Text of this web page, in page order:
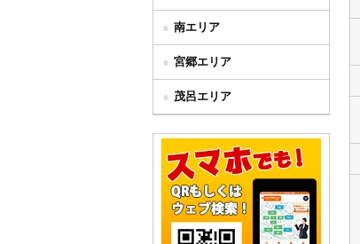
南エリア
宮郷エリア
茂呂エリア